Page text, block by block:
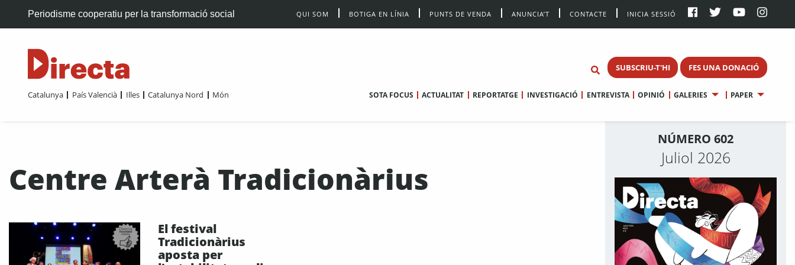
Periodisme cooperatiu per la transformació social QUI SOM BOTIGA EN LÍNIA PUNTS DE VENDA ANUNCIA’T CONTACTE INICIA SESSIÓ
SUBSCRIU-T'HI FES UNA DONACIÓ
Catalunya País Valencià Illes Catalunya Nord Món SOTA FOCUS ACTUALITAT REPORTATGE INVESTIGACIÓ ENTREVISTA OPINIÓ GALERIES PAPER
Centre Arterà Tradicionàrius
El festival
Tradicionàrius
aposta per
NÚMERO 602
Juliol 2026